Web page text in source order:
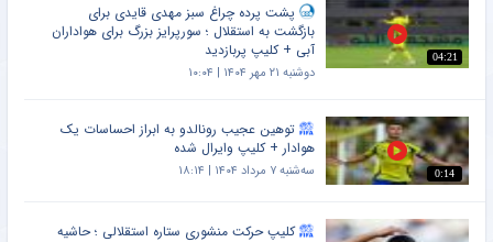
04:21
پشت پرده چراغ سبز مهدی قایدی برای
بازگشت به استقلال ؛ سورپرایز بزرگ برای هواداران
آبی + کلیپ پربازدید
دوشنبه ۲۱ مهر ۱۴۰۴ | ۱۰:۰۴
0:14
توهین عجیب رونالدو به ابراز احساسات یک
هوادار + کلیپ وایرال شده
سه‌شنبه ۷ مرداد ۱۴۰۴ | ۱۸:۱۴
کلیپ حرکت منشوری ستاره استقلالی ؛ حاشیه